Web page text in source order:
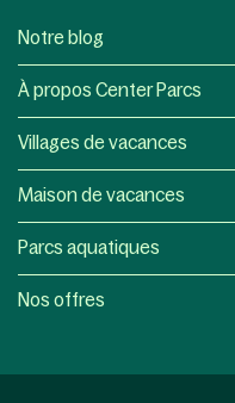
Notre blog
À propos Center Parcs
Villages de vacances
Maison de vacances
Parcs aquatiques
Nos offres